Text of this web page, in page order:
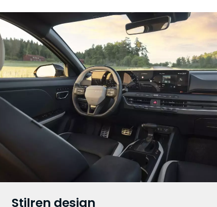
Stilren design